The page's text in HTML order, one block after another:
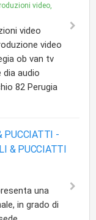
video,
video
video
ob van tv
dia audio
82 Perugia
PUCCIATTI -
& PUCCIATTI
una
in grado di